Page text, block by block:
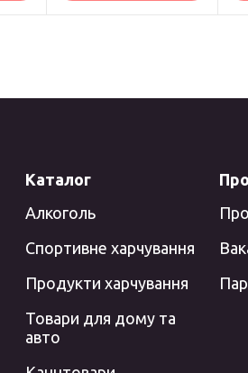
Каталог
Алкоголь
Спортивне харчування
Продукти харчування
Товари для дому та
авто